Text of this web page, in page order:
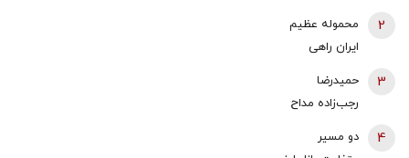
دبیری شعام/
استعفا تایید
شد؟
محموله عظیم
ایران راهی
جزئیات
2
حمیدرضا
رجب‌زاده مداح
کیست و
3
دو مسیر
4